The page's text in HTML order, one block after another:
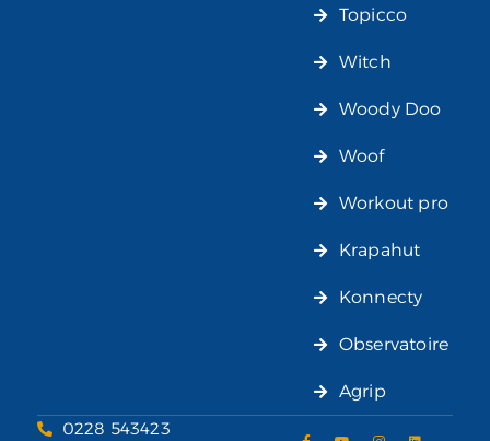
Topicco
Witch
Woody Doo
Woof
Workout pro
Krapahut
Konnecty
Observatoire
Agrip
0228 543423